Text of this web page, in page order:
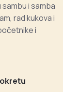
i samba
rad kukova i
i